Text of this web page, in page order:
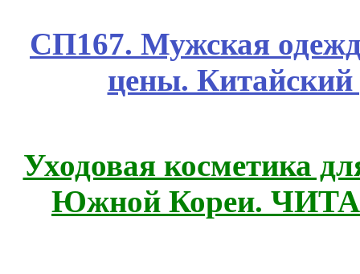
СП167. Мужская
цены.
Уходовая косметика
Южной Кореи.